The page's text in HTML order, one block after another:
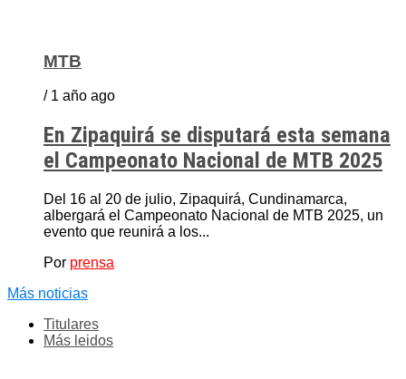
MTB
/ 1 año ago
En Zipaquirá se disputará esta semana
el Campeonato Nacional de MTB 2025
Del 16 al 20 de julio, Zipaquirá, Cundinamarca,
albergará el Campeonato Nacional de MTB 2025, un
evento que reunirá a los...
Por prensa
Más noticias
Titulares
Más leidos